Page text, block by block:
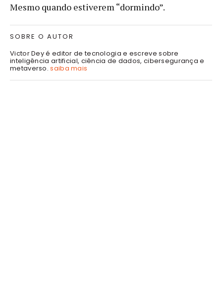
Mesmo quando estiverem “dormindo”.
SOBRE O AUTOR
Victor Dey é editor de tecnologia e escreve sobre
inteligência artificial, ciência de dados, cibersegurança e
metaverso.saiba mais